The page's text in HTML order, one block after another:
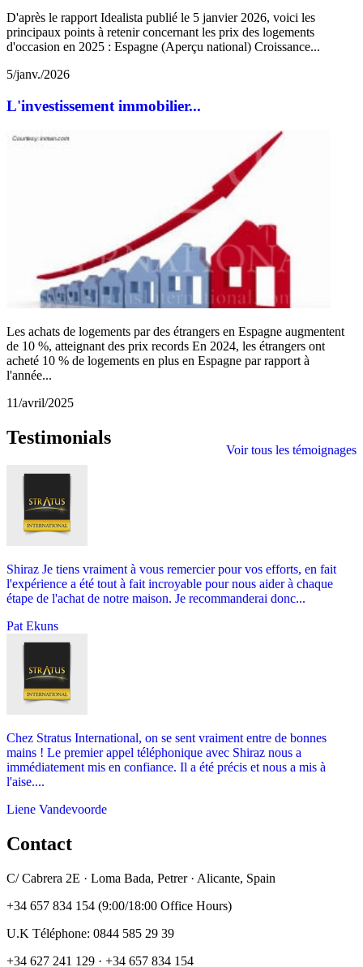
D'après le rapport Idealista publié le 5 janvier 2026, voici les
principaux points à retenir concernant les prix des logements
d'occasion en 2025 : Espagne (Aperçu national) Croissance...
5/janv./2026
L'investissement immobilier...
Les achats de logements par des étrangers en Espagne augmentent
de 10 %, atteignant des prix records En 2024, les étrangers ont
acheté 10 % de logements en plus en Espagne par rapport à
l'année...
11/avril/2025
Voir tous les témoignages
Testimonials
Shiraz Je tiens vraiment à vous remercier pour vos efforts, en fait
l'expérience a été tout à fait incroyable pour nous aider à chaque
étape de l'achat de notre maison. Je recommanderai donc...
Pat Ekuns
Chez Stratus International, on se sent vraiment entre de bonnes
mains ! Le premier appel téléphonique avec Shiraz nous a
immédiatement mis en confiance. Il a été précis et nous a mis à
l'aise....
Liene Vandevoorde
Contact
C/ Cabrera 2E · Loma Bada, Petrer · Alicante, Spain
+34 657 834 154 (9:00/18:00 Office Hours)
U.K Téléphone: 0844 585 29 39
+34 627 241 129 · +34 657 834 154